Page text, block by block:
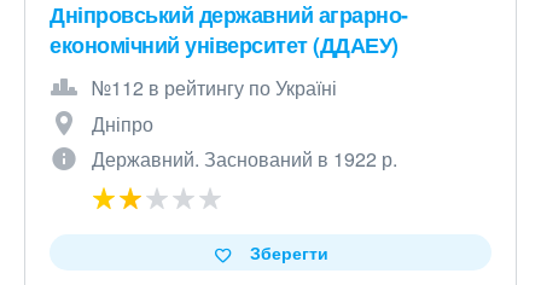
Дніпровський державний аграрно-
економічний університет (ДДАЕУ)
№112 в рейтингу по Україні
Дніпро
Державний. Заснований в 1922 р.
Зберегти